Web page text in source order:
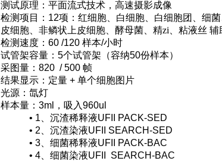
测试原理： 平面流式技术，高速摄影成像
检测项目： 12项：红细胞、白细胞、白细胞团、细
皮细胞、非鳞状上皮细胞、酵母菌、 精zi 、粘液丝
检测速度： 60 /120 样本/小时
试管架容量： 5个试管架（容纳50份样本）
采图量： 820 / 500 帧
结果显示： 定量 + 单个细胞图片
光源： 氙灯
样本量： 3ml，吸入960ul
• 1、沉渣稀释液UFII PACK-SED
• 2、沉渣染液UFII SEARCH-SED
• 3、细菌稀释液UFII PACK-BAC
• 4、细菌染液UFII SEARCH-BAC